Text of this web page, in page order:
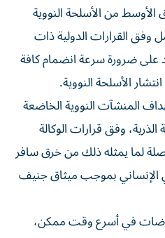
الأوسط من الأسلحة النووية
وفق القرارات الدولية ذات
على ضرورة سرعة انضمام كافة
الأسلحة النووية.
المنشآت النووية الخاضعة
وفق قرارات الوكالة
لما يمثله ذلك من خرق سافر
الإنساني بموجب ميثاق جنيف
في أسرع وقت ممكن،